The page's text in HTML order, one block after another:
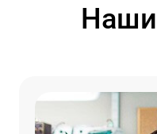
Наши